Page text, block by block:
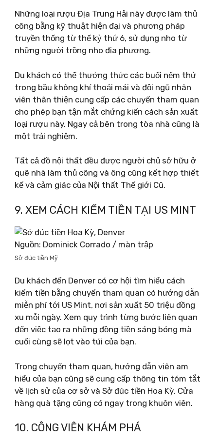
Những loại rượu Địa Trung Hải này được làm thủ
công bằng kỹ thuật hiện đại và phương pháp
truyền thống từ thế kỷ thứ 6, sử dụng nho từ
những người trồng nho địa phương.
Du khách có thể thưởng thức các buổi nếm thử
trong bầu không khí thoải mái và đội ngũ nhân
viên thân thiện cung cấp các chuyến tham quan
cho phép bạn tận mắt chứng kiến ​​cách sản xuất
loại rượu này. Ngay cả bên trong tòa nhà cũng là
một trải nghiệm.
Tất cả đồ nội thất đều được người chủ sở hữu ở
quê nhà làm thủ công và ông cũng kết hợp thiết
kế và cảm giác của Nội thất Thế giới Cũ.
9. XEM CÁCH KIẾM TIỀN TẠI US MINT
Nguồn: Dominick Corrado / màn trập
Sở đúc tiền Mỹ
Du khách đến Denver có cơ hội tìm hiểu cách
kiếm tiền bằng chuyến tham quan có hướng dẫn
miễn phí tới US Mint, nơi sản xuất 50 triệu đồng
xu mỗi ngày. Xem quy trình từng bước liên quan
đến việc tạo ra những đồng tiền sáng bóng mà
cuối cùng sẽ lọt vào túi của bạn.
Trong chuyến tham quan, hướng dẫn viên am
hiểu của bạn cũng sẽ cung cấp thông tin tóm tắt
về lịch sử của cơ sở và Sở đúc tiền Hoa Kỳ. Cửa
hàng quà tặng cũng có ngay trong khuôn viên.
10. CÔNG VIÊN KHÁM PHÁ